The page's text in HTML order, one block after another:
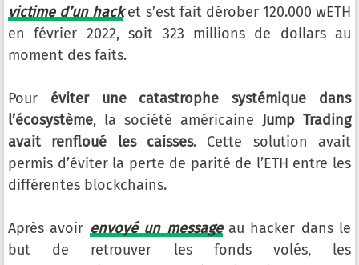
victime d’un hacket s’est fait dérober 120.000 wETH
en février 2022, soit 323 millions de dollars au
moment des faits.
Pour éviter une catastrophe systémique dans
l’écosystème, la société américaine Jump Trading
avait renfloué les caisses. Cette solution avait
permis d’éviter la perte de parité de l’ETH entre les
différentes blockchains.
Après avoir envoyé un messageau hacker dans le
but de retrouver les fonds volés, les